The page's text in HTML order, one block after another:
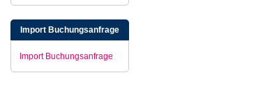
Import Buchungsanfrage
Import Buchungsanfrage